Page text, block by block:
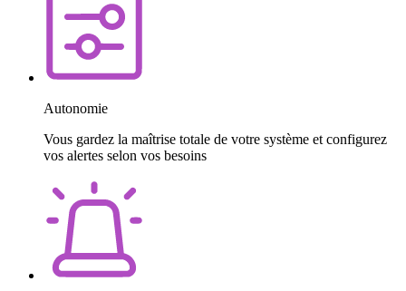
Autonomie
Vous gardez la maîtrise totale de votre système et configurez
vos alertes selon vos besoins